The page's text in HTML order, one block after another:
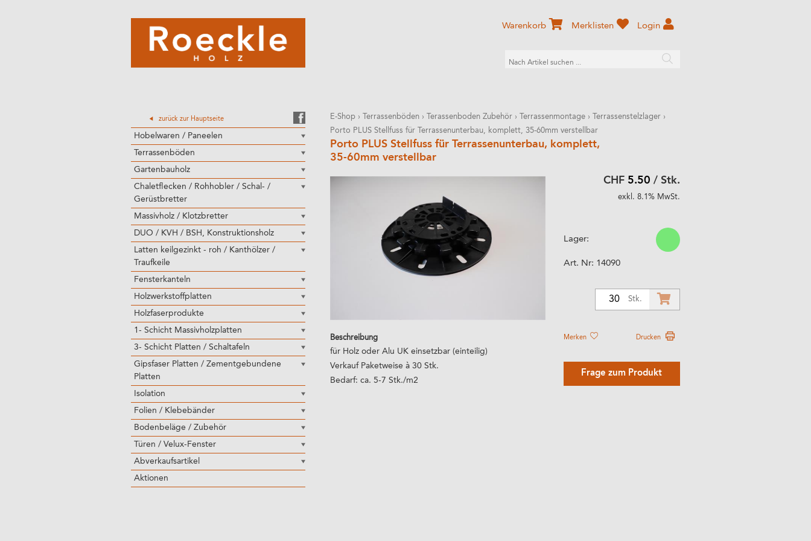
zurück zur Hauptseite
Hobelwaren / Paneelen
Terrassenböden
Gartenbauholz
Chaletflecken / Rohhobler / Schal- /
Gerüstbretter
Massivholz / Klotzbretter
DUO / KVH / BSH, Konstruktionsholz
Latten keilgezinkt - roh / Kanthölzer /
Traufkeile
Fensterkanteln
Holzwerkstoffplatten
Holzfaserprodukte
1- Schicht Massivholzplatten
3- Schicht Platten / Schaltafeln
Gipsfaser Platten / Zementgebundene
Platten
Isolation
Folien / Klebebänder
Bodenbeläge / Zubehör
Türen / Velux-Fenster
Abverkaufsartikel
Aktionen
Warenkorb Merklisten Login
E-Shop › Terrassenböden › Terassenboden Zubehör › Terrassenmontage › Terrassenstelzlager ›
Porto PLUS Stellfuss für Terrassenunterbau, komplett, 35-60mm verstellbar
Porto PLUS Stellfuss für Terrassenunterbau, komplett,
35-60mm verstellbar
Beschreibung
für Holz oder Alu UK einsetzbar (einteilig)
Verkauf Paketweise à 30 Stk.
Bedarf: ca. 5-7 Stk./m2
CHF 5.50 / Stk.
exkl. 8.1% MwSt.
Lager:
Art. Nr: 14090
30 Stk.
Merken Drucken
Frage zum Produkt